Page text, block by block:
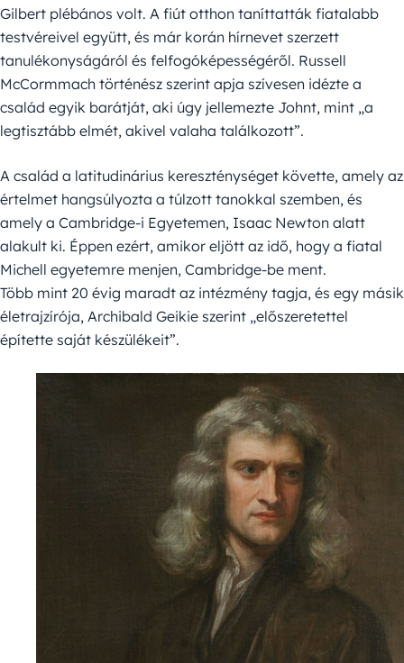
Gilbert plébános volt. A fiút otthon taníttatták fiatalabb
testvéreivel együtt, és már korán hírnevet szerzett
tanulékonyságáról és felfogóképességéről. Russell
McCormmach történész szerint apja szívesen idézte a
család egyik barátját, aki úgy jellemezte Johnt, mint „a
legtisztább elmét, akivel valaha találkozott”.
A család a latitudinárius kereszténységet követte, amely az
értelmet hangsúlyozta a túlzott tanokkal szemben, és
amely a Cambridge-i Egyetemen, Isaac Newton alatt
alakult ki. Éppen ezért, amikor eljött az idő, hogy a fiatal
Michell egyetemre menjen, Cambridge-be ment.
Több mint 20 évig maradt az intézmény tagja, és egy másik
életrajzírója, Archibald Geikie szerint „előszeretettel
építette saját készülékeit”.